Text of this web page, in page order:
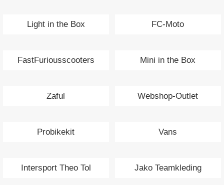
Light in the Box FC-Moto
FastFuriousscooters Mini in the Box
Zaful Webshop-Outlet
Probikekit Vans
Intersport Theo Tol Jako Teamkleding